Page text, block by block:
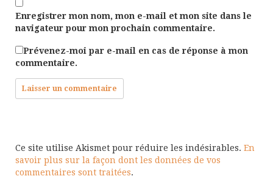
Enregistrer mon nom, mon e-mail et mon site dans le
navigateur pour mon prochain commentaire.
Prévenez-moi par e-mail en cas de réponse à mon
commentaire.
Ce site utilise Akismet pour réduire les indésirables. En
savoir plus sur la façon dont les données de vos
commentaires sont traitées.